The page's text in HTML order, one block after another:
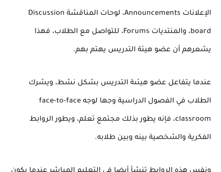
الإعلانات Announcements، لوحات المناقشة Discussion
board، والمنتديات Forums، للتواصل مع الطلاب، فهذا
يشعرهم أن عضو هيئة التدريس يهتم بهم.
عندما يتفاعل عضو هيئىة التدريس بشكل نشط، ويشرك
الطلاب في الفصول الدراسية وجها لوجه face-to-face
classroom، فإنه يطور بذلك مجتمع تعلم، ويطور الروابط
الفكرية والشخصية بينه وبين طلابه.